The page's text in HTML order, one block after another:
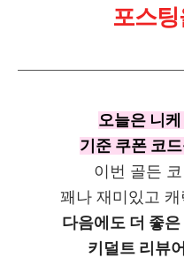
포스
오늘은 니
기준 쿠폰 코
이번 골든
꽤나 재미있고
다음에도 더 좋
키덜트 리뷰